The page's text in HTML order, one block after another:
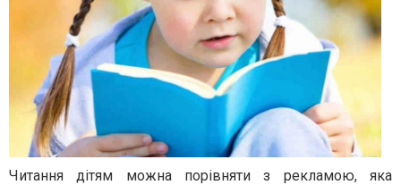
Читання дітям можна порівняти з рекламою, яка